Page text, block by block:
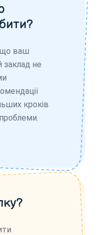
ваш
заклад не
кроків